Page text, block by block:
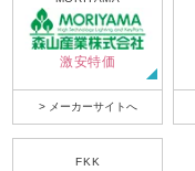
激安特価
> メーカーサイトへ
FKK